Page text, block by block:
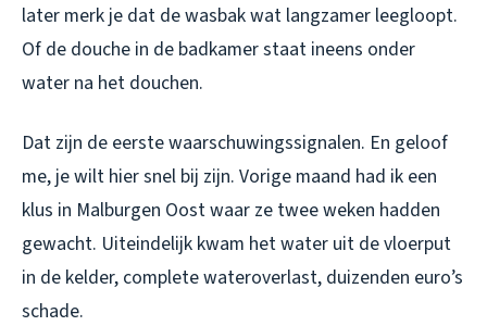
later merk je dat de wasbak wat langzamer leegloopt.
Of de douche in de badkamer staat ineens onder
water na het douchen.
Dat zijn de eerste waarschuwingssignalen. En geloof
me, je wilt hier snel bij zijn. Vorige maand had ik een
klus in Malburgen Oost waar ze twee weken hadden
gewacht. Uiteindelijk kwam het water uit de vloerput
in de kelder, complete wateroverlast, duizenden euro’s
schade.